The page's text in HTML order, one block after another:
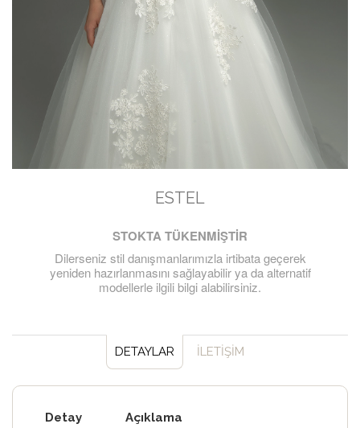
ESTEL
STOKTA TÜKENMİŞTİR
Dilerseniz stil danışmanlarımızla irtibata geçerek
yeniden hazırlanmasını sağlayabilir ya da alternatif
modellerle ilgili bilgi alabilirsiniz.
DETAYLAR İLETİŞİM
Detay Açıklama